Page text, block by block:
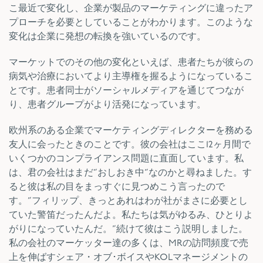
こ最近で変化し、企業が製品のマーケティングに違ったア
プローチを必要としていることがわかります。このような
変化は企業に発想の転換を強いているのです。
マーケットでのその他の変化といえば、患者たちが彼らの
病気や治療においてより主導権を握るようになっているこ
とです。患者同士がソーシャルメディアを通じてつなが
り、患者グループがより活発になっています。
欧州系のある企業でマーケティングディレクターを務める
友人に会ったときのことです。彼の会社はここ12ヶ月間で
いくつかのコンプライアンス問題に直面しています。私
は、君の会社はまだ”おしおき中”なのかと尋ねました。す
ると彼は私の目をまっすぐに見つめこう言ったので
す。”フィリップ、きっとあれはわが社がまさに必要とし
ていた警笛だったんだよ。私たちは気がゆるみ、ひとりよ
がりになっていたんだ。”続けて彼はこう説明しました。
私の会社のマーケッター達の多くは、MRの訪問頻度で売
上を伸ばすシェア・オブ･ボイスやKOLマネージメントの